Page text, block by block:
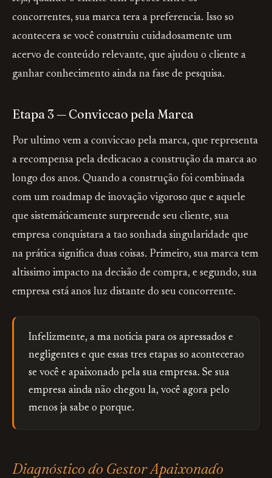
concorrentes, sua marca tera a preferencia. Isso so
acontecera se você construiu cuidadosamente um
acervo de conteúdo relevante, que ajudou o cliente a
ganhar conhecimento ainda na fase de pesquisa.
Etapa 3 — Conviccao pela Marca
Por ultimo vem a conviccao pela marca, que representa
a recompensa pela dedicacao a construção da marca ao
longo dos anos. Quando a construção foi combinada
com um roadmap de inovação vigoroso que e aquele
que sistemáticamente surpreende seu cliente, sua
empresa conquistara a tao sonhada singularidade que
na prática significa duas coisas. Primeiro, sua marca tem
altissimo impacto na decisão de compra, e segundo, sua
empresa está anos luz distante do seu concorrente.
Infelizmente, a ma noticia para os apressados e
negligentes e que essas tres etapas so acontecerao
se você e apaixonado pela sua empresa. Se sua
empresa ainda não chegou la, você agora pelo
menos ja sabe o porque.
Diagnóstico do Gestor Apaixonado